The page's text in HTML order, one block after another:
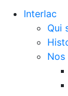
Interlac
Qui
Nos